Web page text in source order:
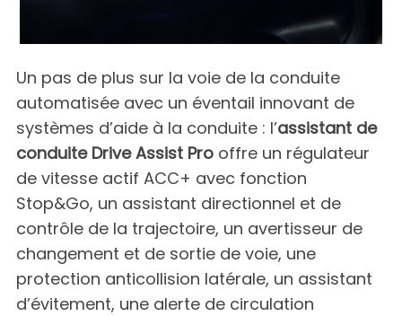
Un pas de plus sur la voie de la conduite
automatisée avec un éventail innovant de
systèmes d’aide à la conduite : l’assistant de
conduite Drive Assist Prooffre un régulateur
de vitesse actif ACC+ avec fonction
Stop&Go, un assistant directionnel et de
contrôle de la trajectoire, un avertisseur de
changement et de sortie de voie, une
protection anticollision latérale, un assistant
d’évitement, une alerte de circulation